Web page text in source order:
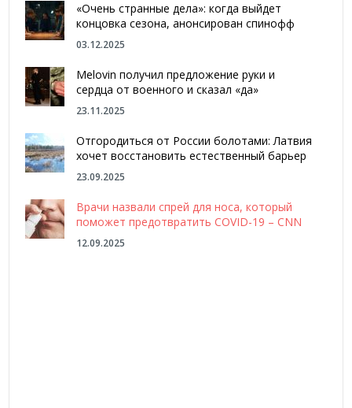
«Очень странные дела»: когда выйдет
концовка сезона, анонсирован спинофф
03.12.2025
Melovin получил предложение руки и
сердца от военного и сказал «да»
23.11.2025
Отгородиться от России болотами: Латвия
хочет восстановить естественный барьер
23.09.2025
Врачи назвали спрей для носа, который
поможет предотвратить COVID-19 – CNN
12.09.2025